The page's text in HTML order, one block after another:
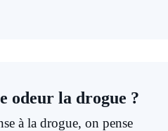
odeur la drogue ?
à la drogue, on pense